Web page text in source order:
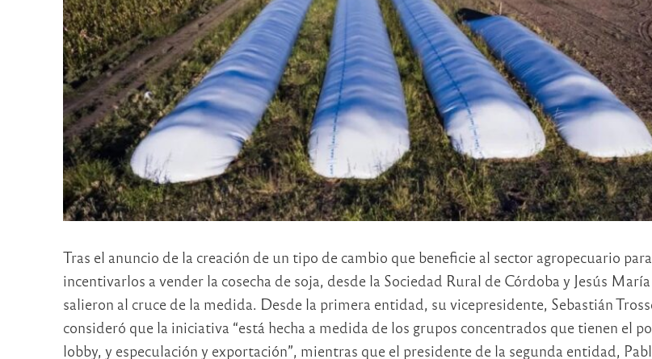
Tras el anuncio de la creación de un tipo de cambio que beneficie al sector agropecuario para
incentivarlos a vender la cosecha de soja, desde la Sociedad Rural de Córdoba y Jesús María
salieron al cruce de la medida. Desde la primera entidad, su vicepresidente, Sebastián
consideró que la iniciativa “está hecha a medida de los grupos concentrados que tienen el
lobby, y especulación y exportación”, mientras que el presidente de la segunda entidad,